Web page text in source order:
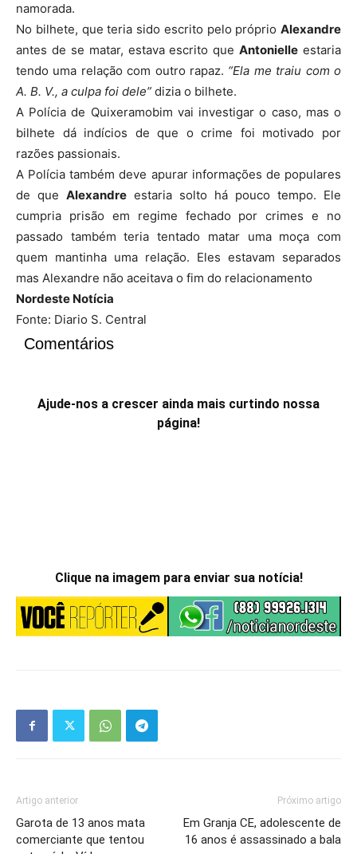
namorada.
No bilhete, que teria sido escrito pelo próprio Alexandre
antes de se matar, estava escrito queAntonielle estaria
tendo uma relação com outro rapaz. “Ela me traiu com o
A. B. V., a culpa foi dele” dizia o bilhete.
A Polícia de Quixeramobim vai investigar o caso, mas o
bilhete dá indícios de que o crime foi motivado por
razões passionais.
A Polícia também deve apurar informações de populares
de que Alexandre estaria solto há pouco tempo. Ele
cumpria prisão em regime fechado por crimes e no
passado também teria tentado matar uma moça com
quem mantinha uma relação. Eles estavam separados
mas Alexandre não aceitava o fim do relacionamento
Nordeste Notícia
Fonte: Diario S. Central
Comentários
Ajude-nos a crescer ainda mais curtindo nossa
página!
Clique na imagem para enviar sua notícia!
Artigo anterior
Garota de 13 anos mata
comerciante que tentou
Próximo artigo
Em Granja CE, adolescente de
16 anos é assassinado a bala